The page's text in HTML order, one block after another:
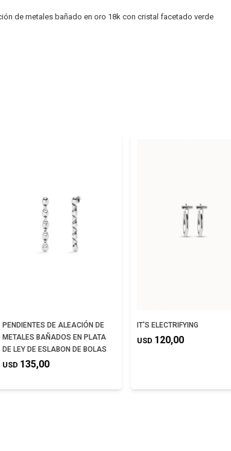
de metales bañado en oro 18k con cristal facetado verde
PENDIENTES DE ALEACIÓN DE
METALES BAÑADOS EN PLATA
DE LEY DE ESLABON DE BOLAS
USD 135,00
IT'S ELECTRIFYING
USD 120,00